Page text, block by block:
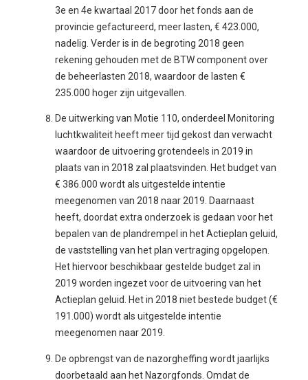
3e en 4e kwartaal 2017 door het fonds aan de
provincie gefactureerd, meer lasten, € 423.000,
nadelig. Verder is in de begroting 2018 geen
rekening gehouden met de BTW component over
de beheerlasten 2018, waardoor de lasten €
235.000 hoger zijn uitgevallen.
De uitwerking van Motie 110, onderdeel Monitoring
luchtkwaliteit heeft meer tijd gekost dan verwacht
waardoor de uitvoering grotendeels in 2019 in
plaats van in 2018 zal plaatsvinden. Het budget van
€ 386.000 wordt als uitgestelde intentie
meegenomen van 2018 naar 2019. Daarnaast
heeft, doordat extra onderzoek is gedaan voor het
bepalen van de plandrempel in het Actieplan geluid,
de vaststelling van het plan vertraging opgelopen.
Het hiervoor beschikbaar gestelde budget zal in
2019 worden ingezet voor de uitvoering van het
Actieplan geluid. Het in 2018 niet bestede budget (€
191.000) wordt als uitgestelde intentie
meegenomen naar 2019.
De opbrengst van de nazorgheffing wordt jaarlijks
doorbetaald aan het Nazorgfonds. Omdat de